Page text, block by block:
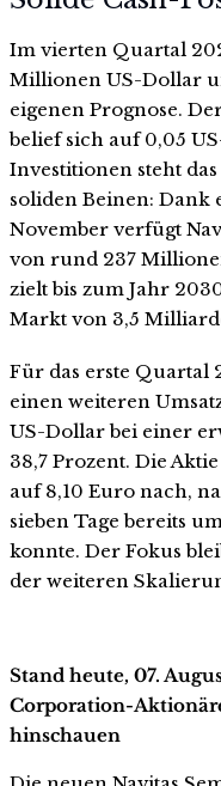
Im vierten Quartal
Millionen US-Dollar
eigenen Prognose.
belief sich auf 0,05
Investitionen steht
soliden Beinen:
November verfügt
von rund 237
zielt bis zum Jahr
Markt von 3,5
Für das erste Quartal
einen weiteren
US-Dollar bei einer
38,7 Prozent. Die
auf 8,10 Euro nach,
sieben Tage bereits
konnte. Der Fokus
der weiteren
Stand heute, 07.
Corporation-
hinschauen